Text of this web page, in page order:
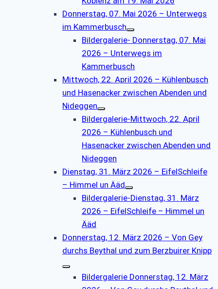
Donnerstag, 07. Mai 2026 – Unterwegs
im Kammerbusch
Bildergalerie- Donnerstag, 07. Mai
2026 – Unterwegs im
Kammerbusch
Mittwoch, 22. April 2026 – Kühlenbusch
und Hasenacker zwischen Abenden und
Nideggen
Bildergalerie-Mittwoch, 22. April
2026 – Kühlenbusch und
Hasenacker zwischen Abenden und
Nideggen
Dienstag, 31. März 2026 – EifelSchleife
– Himmel un Ääd
Bildergalerie-Dienstag, 31. März
2026 – EifelSchleife – Himmel un
Ääd
Donnerstag, 12. März 2026 – Von Gey
durchs Beythal und zum Berzbuirer Knipp
Bildergalerie Donnerstag, 12. März